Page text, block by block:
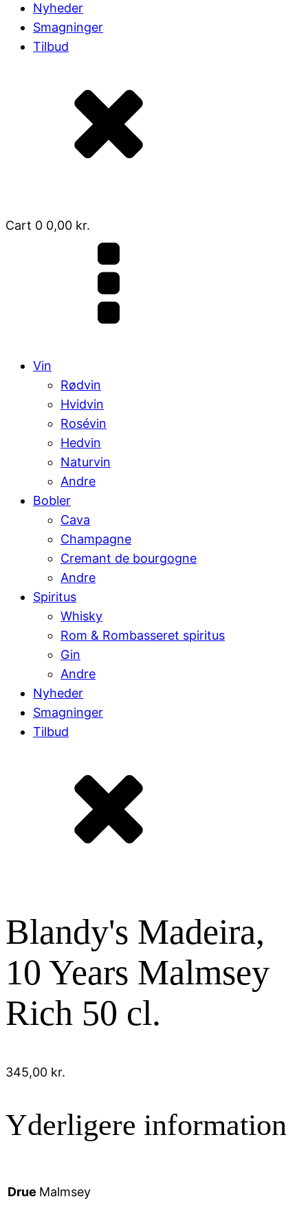
Nyheder
Smagninger
Tilbud
Cart 0 0,00 kr.
Vin
Rødvin
Hvidvin
Rosévin
Hedvin
Naturvin
Andre
Bobler
Cava
Champagne
Cremant de bourgogne
Andre
Spiritus
Whisky
Rom & Rombasseret spiritus
Gin
Andre
Nyheder
Smagninger
Tilbud
Blandy's Madeira,
10 Years Malmsey
Rich 50 cl.
345,00 kr.
Yderligere information
Drue Malmsey